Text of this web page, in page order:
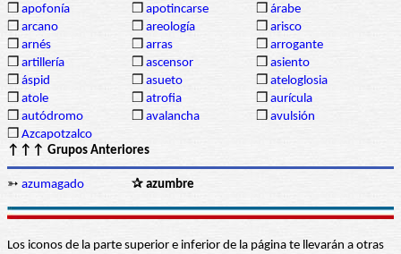
❒ apofonía ❒ apotincarse ❒ árabe
❒ arcano ❒ areología ❒ arisco
❒ arnés ❒ arras ❒ arrogante
❒ artillería ❒ ascensor ❒ asiento
❒ áspid ❒ asueto ❒ ateloglosia
❒ atole ❒ atrofia ❒ aurícula
❒ autódromo ❒ avalancha ❒ avulsión
❒ Azcapotzalco
↑↑↑ Grupos Anteriores
➳ azumagado ✰ azumbre
Los iconos de la parte superior e inferior de la página te llevarán a otras